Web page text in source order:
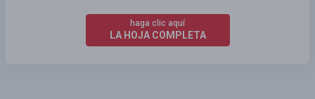
haga clic aquí
LA HOJA COMPLETA